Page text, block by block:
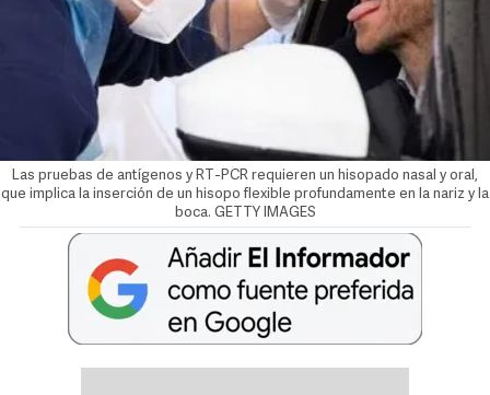
Las pruebas de antígenos y RT-PCR requieren un hisopado nasal y oral,
que implica la inserción de un hisopo flexible profundamente en la nariz y la
boca. GETTY IMAGES